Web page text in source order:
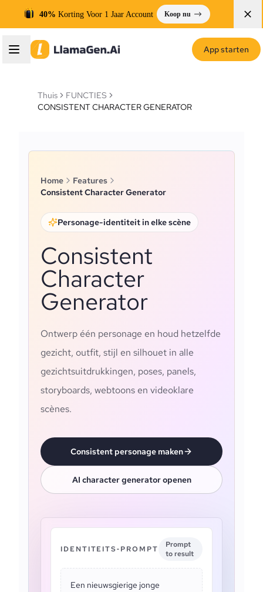
40% Korting Voor 1 Jaar Account Koop nu
App starten
Thuis
FUNCTIES
CONSISTENT CHARACTER GENERATOR
Home
Features
Consistent Character Generator
Personage-identiteit in elke scène
Consistent
Character
Generator
Ontwerp één personage en houd hetzelfde
gezicht, outfit, stijl en silhouet in alle
gezichtsuitdrukkingen, poses, panels,
storyboards, webtoons en videoklare
scènes.
Consistent personage maken
AI character generator openen
IDENTITEITS‑PROMPT
Prompt
to result
Een nieuwsgierige jonge